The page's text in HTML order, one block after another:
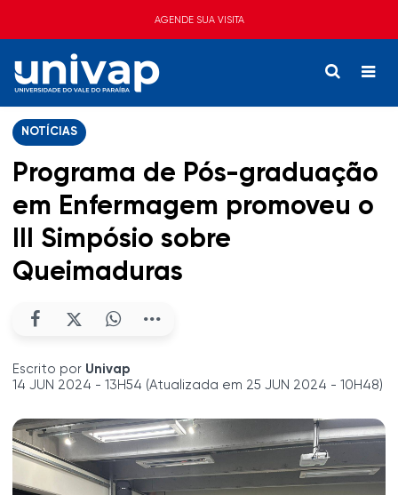
AGENDE SUA VISITA
NOTÍCIAS
Programa de Pós-graduação
em Enfermagem promoveu o
III Simpósio sobre
Queimaduras
Escrito por Univap
14 JUN 2024 - 13H54 (Atualizada em 25 JUN 2024 - 10H48)